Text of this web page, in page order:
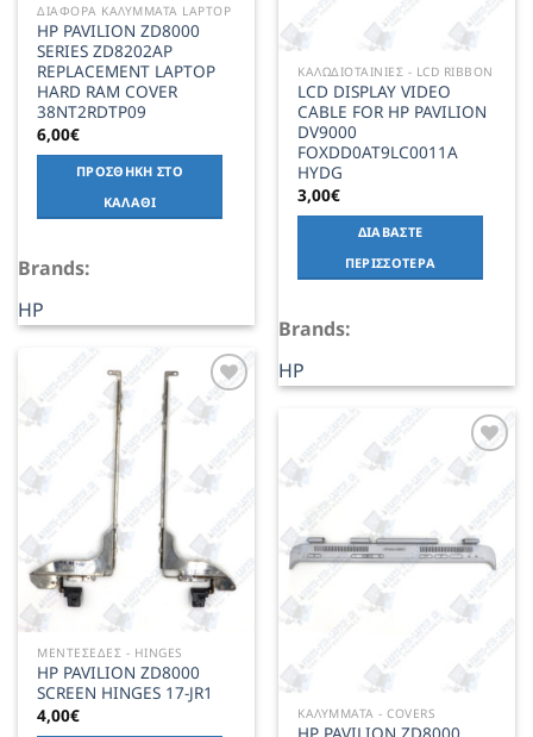
ΔΙΑΦΟΡΑ ΚΑΛΥΜΜΑΤΑ LAPTOP
HP PAVILION ZD8000
SERIES ZD8202AP
REPLACEMENT LAPTOP
HARD RAM COVER
38NT2RDTP09
6,00€
ΠΡΟΣΘΉΚΗ ΣΤΟ
ΚΑΛΆΘΙ
Brands:
HP
ΚΑΛΩΔΙΟΤΑΙΝΙΕΣ - LCD RIBBON
LCD DISPLAY VIDEO
CABLE FOR HP PAVILION
DV9000
FOXDD0AT9LC0011A
HYDG
3,00€
ΔΙΑΒΆΣΤΕ
ΠΕΡΙΣΣΌΤΕΡΑ
Brands:
HP
Add to
Wishlist
ΜΕΝΤΕΣΕΔΕΣ - HINGES
HP PAVILION ZD8000
SCREEN HINGES 17-JR1
4,00€
Add to
Wishlist
ΚΑΛΥΜΜΑΤΑ - COVERS